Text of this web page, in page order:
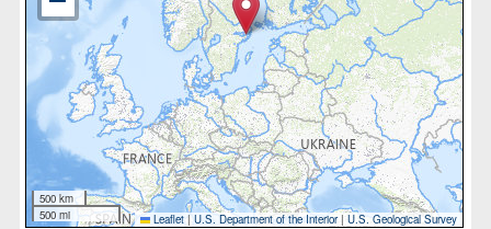
500 km
500 mi
Leaflet | U.S. Department of the Interior|U.S. Geological Survey